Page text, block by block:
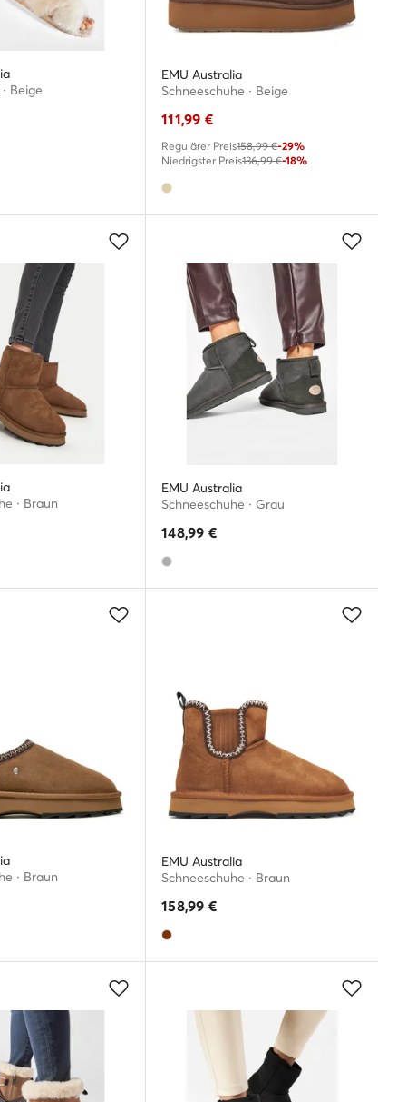
Beige
EMU Australia
Schneeschuhe · Beige
111,99 €
Regulärer Preis158,99 €-29%
Niedrigster Preis136,99 €-18%
· Braun
EMU Australia
Schneeschuhe · Grau
148,99 €
· Braun
EMU Australia
Schneeschuhe · Braun
158,99 €